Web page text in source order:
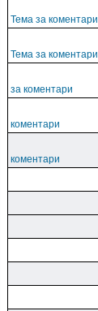
Тема за коментари
Тема за коментари
за коментари
коментари
коментари